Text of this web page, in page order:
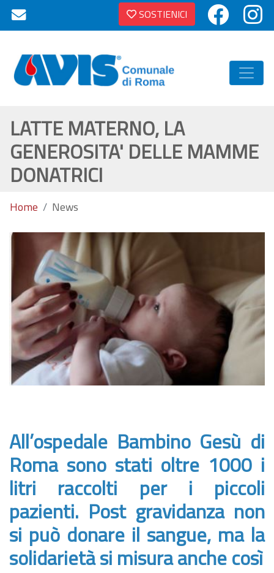
SOSTIENICI
LATTE MATERNO, LA
GENEROSITA' DELLE MAMME
DONATRICI
Home News
All’ospedale Bambino Gesù di
Roma sono stati oltre 1000 i
litri raccolti per i piccoli
pazienti. Post gravidanza non
si può donare il sangue, ma la
solidarietà si misura anche così